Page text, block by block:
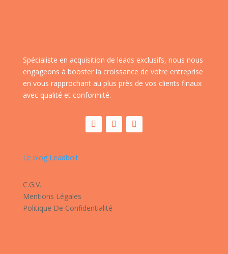
Spécialiste en acquisition de leads exclusifs, nous nous
engageons à booster la croissance de votre entreprise
en vous rapprochant au plus près de vos clients finaux
avec qualité et conformité.
Le blog Leadbolt
C.G.V.
Mentions Légales
Politique De Confidentialité